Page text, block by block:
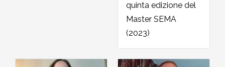
quinta edizione del
Master SEMA
(2023)